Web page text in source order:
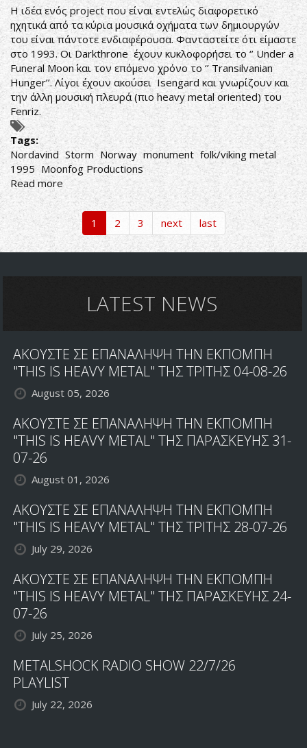
Η ιδέα ενός project που είναι εντελώς διαφορετικό
ηχητικά από τα κύρια μουσικά οχήματα των δημιουργών
του είναι πάντοτε ενδιαφέρουσα. Φανταστείτε ότι είμαστε
στο 1993. Οι Darkthrone έχουν κυκλοφορήσει το ‘’ Under a
Funeral Moon΄΄ και τον επόμενο χρόνο το ‘’ Transilvanian
Hunger’’. Λίγοι έχουν ακούσει Isengard και γνωρίζουν και
την άλλη μουσική πλευρά (πιο heavy metal oriented) του
Fenriz.
Tags:
Nordavind Storm Norway monument folk/viking metal
1995 Moonfog Productions
Read more about
Storm-
Nordavind
1
2 3 next last
LATEST NEWS
ΑΚΟΥΣΤΕ ΣΕ ΕΠΑΝΑΛΗΨΗ ΤΗΝ ΕΚΠΟΜΠΗ
"THIS IS HEAVY METAL" ΤΗΣ ΤΡΙΤΗΣ 04-08-26
August 05, 2026
ΑΚΟΥΣΤΕ ΣΕ ΕΠΑΝΑΛΗΨΗ ΤΗΝ ΕΚΠΟΜΠΗ
"THIS IS HEAVY METAL" ΤΗΣ ΠΑΡΑΣΚΕΥΗΣ 31-
07-26
August 01, 2026
ΑΚΟΥΣΤΕ ΣΕ ΕΠΑΝΑΛΗΨΗ ΤΗΝ ΕΚΠΟΜΠΗ
"THIS IS HEAVY METAL" ΤΗΣ ΤΡΙΤΗΣ 28-07-26
July 29, 2026
ΑΚΟΥΣΤΕ ΣΕ ΕΠΑΝΑΛΗΨΗ ΤΗΝ ΕΚΠΟΜΠΗ
"THIS IS HEAVY METAL" ΤΗΣ ΠΑΡΑΣΚΕΥΗΣ 24-
07-26
July 25, 2026
METALSHOCK RADIO SHOW 22/7/26
PLAYLIST
July 22, 2026